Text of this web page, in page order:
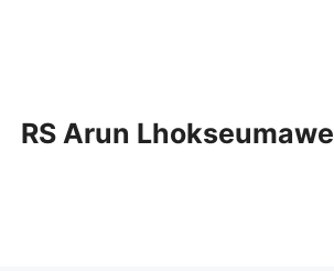
RS Arun Lhokseumawe